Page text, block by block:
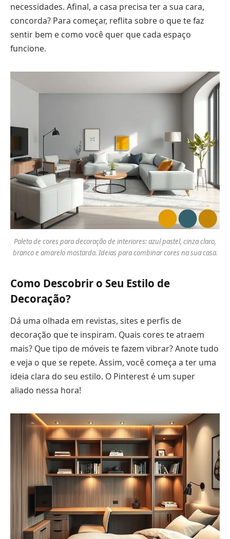
necessidades. Afinal, a casa precisa ter a sua cara,
concorda? Para começar, reflita sobre o que te faz
sentir bem e como você quer que cada espaço
funcione.
Paleta de cores para decoração de interiores: azul pastel, cinza claro,
branco e amarelo mostarda. Ideias para combinar cores na sua casa.
Como Descobrir o Seu Estilo de
Decoração?
Dá uma olhada em revistas, sites e perfis de
decoração que te inspiram. Quais cores te atraem
mais? Que tipo de móveis te fazem vibrar? Anote tudo
e veja o que se repete. Assim, você começa a ter uma
ideia clara do seu estilo. O Pinterest é um super
aliado nessa hora!